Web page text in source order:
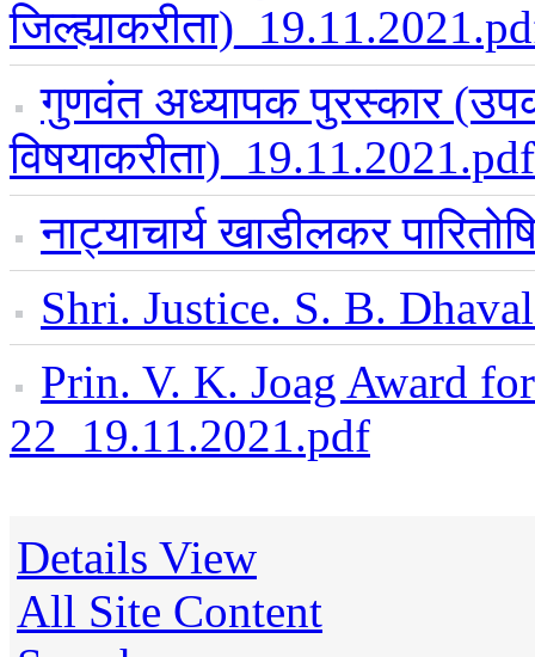
गुणवंत अध्यापक पुरस्कार
विषयाकरीता)_19.11.2021.pdf
नाट्याचार्य खाडीलकर
Shri. Justice. S. B.
Prin. V. K. Joag Award
22_19.11.2021.pdf
Details View
All Site Content